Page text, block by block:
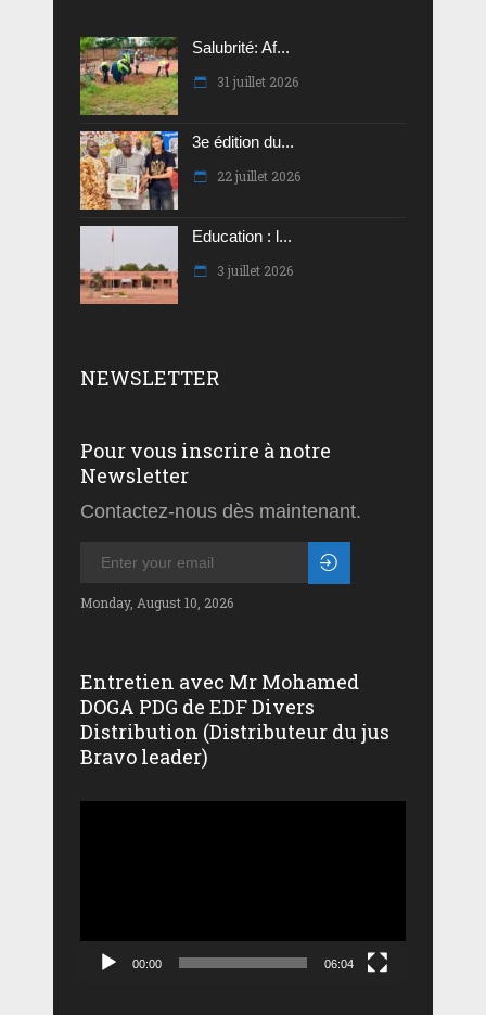
Salubrité: Af...
31 juillet 2026
3e édition du...
22 juillet 2026
Education : l...
3 juillet 2026
NEWSLETTER
Pour vous inscrire à notre
Newsletter
Contactez-nous dès maintenant.
Monday, August 10, 2026
Entretien avec Mr Mohamed
DOGA PDG de EDF Divers
Distribution (Distributeur du jus
Bravo leader)
00:00 06:04